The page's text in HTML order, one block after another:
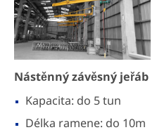
Nástěnný závěsný jeřáb
Kapacita: do 5 tun
Délka ramene: do 10m